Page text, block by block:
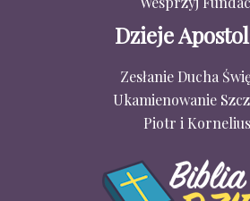
Dzieje
Zesłanie Ducha
Ukamienowanie
Piotr i